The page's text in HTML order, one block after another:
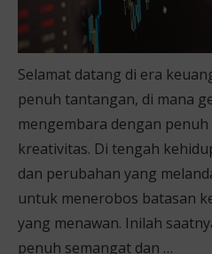
Selamat datang di era
penuh tantangan, di mana
mengembara dengan
kreativitas. Di tengah
dan perubahan yang
untuk menerobos batasan
yang menawan. Inilah
penuh semangat dan …